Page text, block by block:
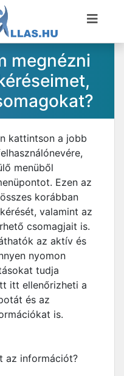
megnézni
kattintson a jobb
menüből
Ezen az
korábban
valamint az
csomagjait is.
az aktív és
nyomon
tudja
itt ellenőrizheti a
és az
is.
az információt?